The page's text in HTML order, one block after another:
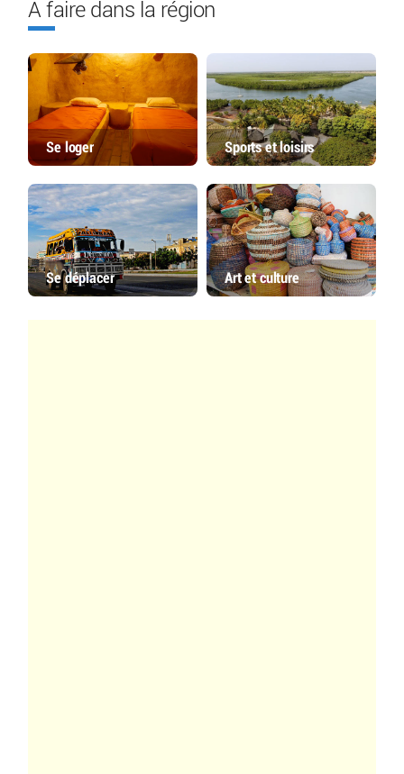
À faire dans la région
Se loger Sports et loisirs
Se déplacer Art et culture